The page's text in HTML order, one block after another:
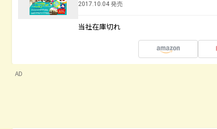
2017.10.04 発売
当社在庫切れ
AD